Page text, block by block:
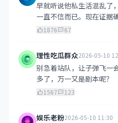
早就听说他私生活混乱了
一直不信而已。现在证据
1876 67
理性吃瓜群众2026-05-10
别急着站队，让子弹飞一
多了，万一又是剧本呢？
1567 123
娱乐老粉2026-05-10 11:30